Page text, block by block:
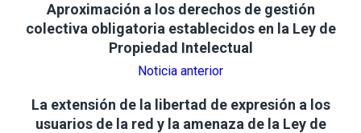
Aproximación a los derechos de gestión
colectiva obligatoria establecidos en la Ley de
Propiedad Intelectual
Noticia anterior
La extensión de la libertad de expresión a los
usuarios de la red y la amenaza de la Ley de